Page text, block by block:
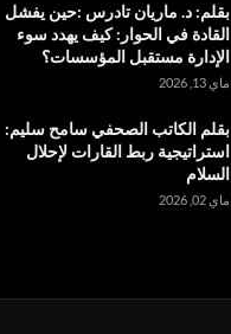
بقلم: د. ماريان تادرس :حين يفشل
القادة في الحوار: كيف يهدد سوء
الإدارة مستقبل المؤسسات؟
ماي 13, 2026
بقلم الكاتب الصحفي سامح سليم:
استراتيجية ربط القارات لإحلال
السلام
ماي 02, 2026